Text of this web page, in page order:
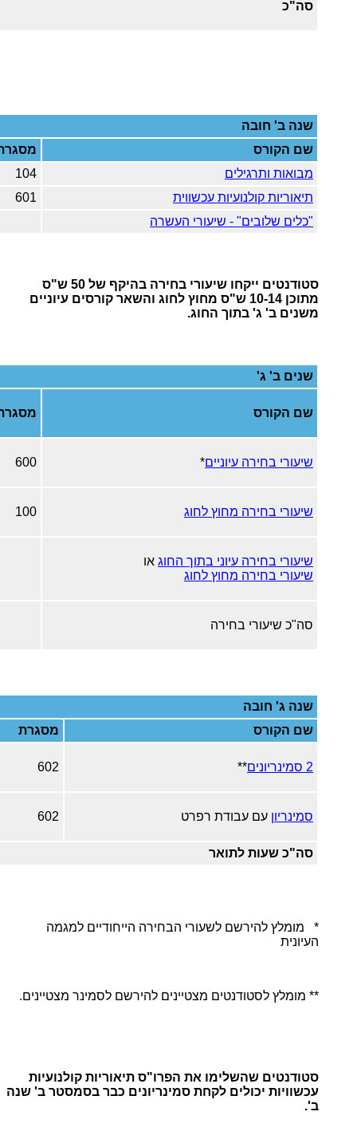
סה"כ
שנה ב' חובה
שם הקורס
מבואות ותרגילים
104
תיאוריות קולנועיות עכשווית
601
"כלים שלובים" - שיעורי העשרה
סטודנטים ייקחו שיעורי בחירה בהיקף של 50 ש"ס
מתוכן 10-14 ש"ס מחוץ לחוג והשאר קורסים עיוניים
משנים ב' ג' בתוך החוג.
שנים ב' ג'
שם הקורס
שיעורי בחירה עיוניים*
600
שיעורי בחירה מחוץ לחוג 100
שיעורי בחירה עיוני בתוך החוג או
שיעורי בחירה מחוץ לחוג
סה"כ שיעורי בחירה
שנה ג' חובה
שם הקורס
מסגרת
2 סמינריונים **
602
סמינריון עם עבודת רפרט 602
סה"כ שעות לתואר
* מומלץ להירשם לשעורי הבחירה הייחודיים למגמה
העיונית
** מומלץ לסטודנטים מצטיינים להירשם לסמינר מצטיינים.
סטודנטים שהשלימו את הפרו"ס תיאוריות קולנועיות
עכשוויות יכולים לקחת סמינריונים כבר בסמסטר ב' שנה
ב'.